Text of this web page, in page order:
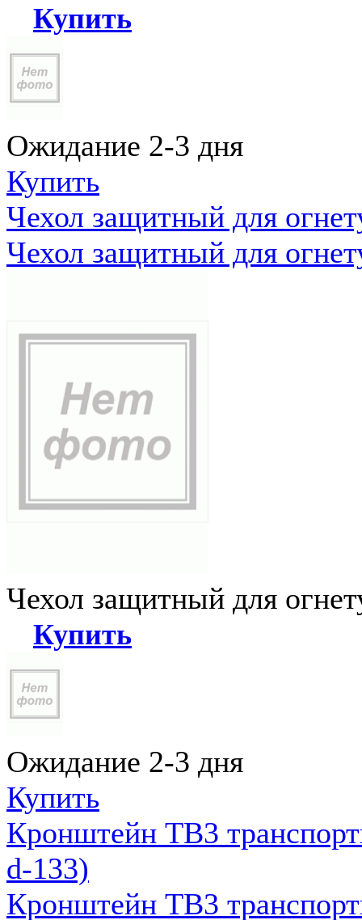
Купить
Ожидание 2-3 дня
Купить
Чехол защитный для
Чехол защитный для
Чехол защитный для
Купить
Ожидание 2-3 дня
Купить
Кронштейн ТВ3
d-133)
Кронштейн ТВ3